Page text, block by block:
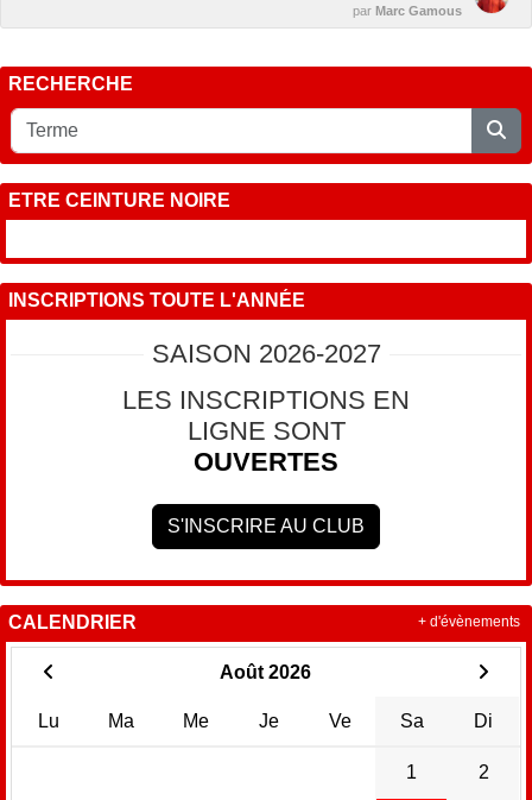
par Marc Gamous
RECHERCHE
ETRE CEINTURE NOIRE
INSCRIPTIONS TOUTE L'ANNÉE
SAISON 2026-2027
LES INSCRIPTIONS EN
LIGNE SONT
OUVERTES
S'INSCRIRE AU CLUB
CALENDRIER
Août 2026
Lu Ma Me Je Ve Sa Di
1 2
+ d'évènements